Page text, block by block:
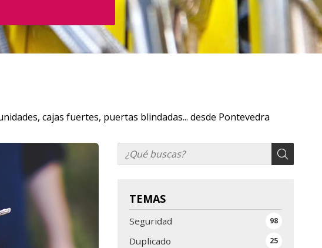
cajas fuertes, puertas blindadas... desde Pontevedra
TEMAS
Seguridad 98
Duplicado 25